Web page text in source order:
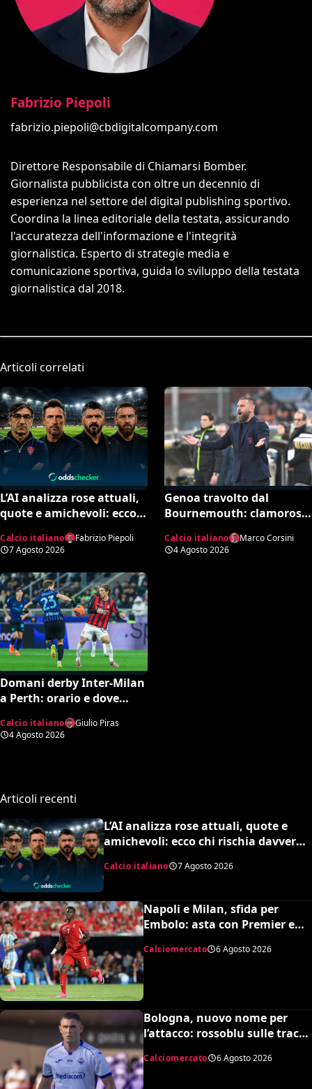
Fabrizio Piepoli
fabrizio.piepoli@cbdigitalcompany.com
Direttore Responsabile di Chiamarsi Bomber.
Giornalista pubblicista con oltre un decennio di
esperienza nel settore del digital publishing sportivo.
Coordina la linea editoriale della testata, assicurando
l'accuratezza dell'informazione e l'integrità
giornalistica. Esperto di strategie media e
comunicazione sportiva, guida lo sviluppo della testata
giornalistica dal 2018.
Articoli correlati
L’AI analizza rose attuali,
quote e amichevoli: ecco
retrocedere. C’è anche
un’insospettabile
Calcio italiano
Fabrizio Piepoli
7 Agosto 2026
Genoa travolto dal
Bournemouth: clamoroso
record negativo storico
Calcio italiano
Marco Corsini
4 Agosto 2026
Domani derby Inter-Milan
a Perth: orario e dove
Calcio italiano
Giulio Piras
4 Agosto 2026
Articoli recenti
L’AI analizza rose attuali, quote e
amichevoli: ecco chi rischia davvero
un’insospettabile
Calcio italiano 7 Agosto 2026
Napoli e Milan, sfida per
Embolo: asta con Premier e
MLS, il prezzo
Calciomercato 6 Agosto 2026
Bologna, nuovo nome per
l’attacco: rossoblu sulle tracce
Calciomercato 6 Agosto 2026